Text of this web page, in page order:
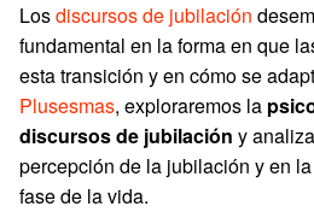
Losdiscursos de jubilación
fundamental en la forma en que
esta transición y en cómo se
Plusesmas, exploraremos la
discursos de jubilación y
percepción de la jubilación y en
fase de la vida.